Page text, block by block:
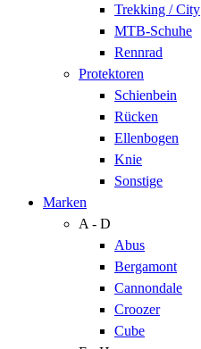
Trekking / City
MTB-Schuhe
Rennrad
Protektoren
Schienbein
Rücken
Ellenbogen
Knie
Sonstige
Marken
A - D
Abus
Bergamont
Cannondale
Croozer
Cube